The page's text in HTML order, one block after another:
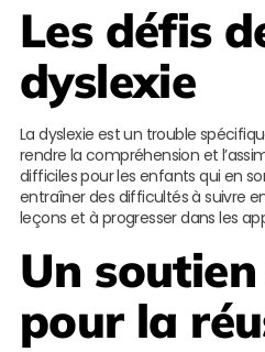
Les défis
dyslexie
La dyslexie est un trouble
rendre la compréhension et
difficiles pour les enfants qui en
entraîner des difficultés à suivre
leçons et à progresser dans les
Un
pour la